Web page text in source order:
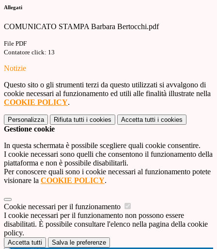
Allegati
COMUNICATO STAMPA Barbara Bertocchi.pdf
File PDF
Contatore click: 13
Notizie
Questo sito o gli strumenti terzi da questo utilizzati si avvalgono di
cookie necessari al funzionamento ed utili alle finalità illustrate nella
COOKIE POLICY.
Personalizza Rifiuta tutti i cookies Accetta tutti i cookies
Gestione cookie
In questa schermata è possibile scegliere quali cookie consentire.
I cookie necessari sono quelli che consentono il funzionamento della
piattaforma e non è possibile disabilitarli.
Per conoscere quali sono i cookie necessari al funzionamento potete
visionare la COOKIE POLICY.
Cookie necessari per il funzionamento
I cookie necessari per il funzionamento non possono essere
disabilitati. È possibile consultare l'elenco nella pagina della cookie
policy.
Accetta tutti Salva le preferenze